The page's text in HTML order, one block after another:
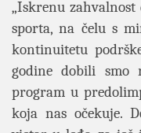
„Iskrenu
sporta, na čelu s
kontinuitetu
godine dobili smo
program u
koja nas očekuje.